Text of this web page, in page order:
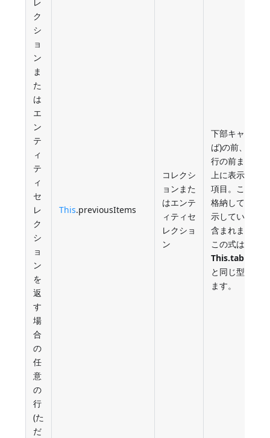
ク
シ
ョ
ン
ま
た
は
エ
ン
テ
ィ
テ
ィ
セ
レ
ク
シ
ョ
ン
を
返
す
場
合
の
任
意
の
行
(た
だ
This.previousItems
コレクシ
ョンまた
はエンテ
ィティセ
レクショ
ン
下部キャリー
ば)の前、また
行の前までに
上に表示され
項目。これに
格納している
示しているペ
含まれます。
この式は
と同じ型の値
ます。